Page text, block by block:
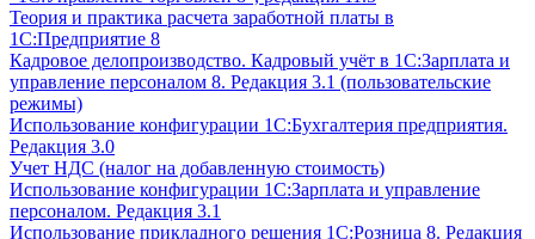
Теория и практика расчета заработной платы в
1С:Предприятие 8
Кадровое делопроизводство. Кадровый учёт в 1С:Зарплата и
управление персоналом 8. Редакция 3.1 (пользовательские
режимы)
Использование конфигурации 1С:Бухгалтерия предприятия.
Редакция 3.0
Учет НДС (налог на добавленную стоимость)
Использование конфигурации 1С:Зарплата и управление
персоналом. Редакция 3.1
Использование прикладного решения 1С:Розница 8. Редакция